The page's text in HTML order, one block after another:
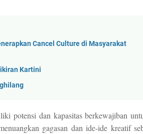
Cancel Culture di Masyarakat
Kartini
dan kapasitas berkewajiban
gagasan dan ide-ide kreatif